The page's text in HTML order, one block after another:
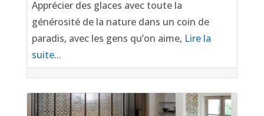
Apprécier des glaces avec toute la
générosité de la nature dans un coin de
paradis, avec les gens qu’on aime, Lire la
suite...